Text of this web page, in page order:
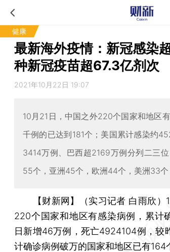
健康
最新海外疫情：新冠感染
种新冠疫苗超67.3亿剂次
2021年10月22日 19:07
10月21日，中国之外220个国家和地区
千例的已达到181个；美国累计感染约
3414万例、巴西超2169万例分列二三
55个，亚洲45个，欧洲44个，美洲33
【财新网】（实习记者 白雨欣）
220个国家和地区有感染病例，累计
日新增46万例，死亡4924104例，较
计确诊病例破万的国家和地区已有164